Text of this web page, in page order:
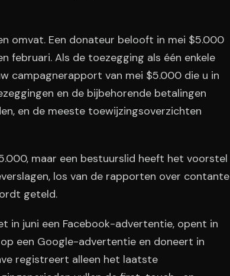
omvat. Een donateur belooft in mei $5.000
februari. Als de toezegging als één enkele
campagnerapport van mei $5.000 die u in
en de bijbehorende betalingen
en de meeste toewijzingsoverzichten
maar een bestuurslid heeft het voorstel
los van de rapporten over contante
geteld.
in juni een Facebook-advertentie, opent in
een Google-advertentie en doneert in
registreert alleen het laatste